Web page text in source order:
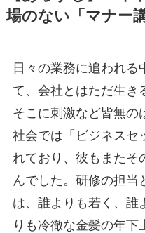
場のない「マナー
日々の業務に追われる
て、会社とはただ生き
そこに刺激など皆無の
社会では「ビジネスセ
れており、彼もまたそ
んでした。研修の担当
は、誰よりも若く、誰
りも冷徹な金髪の年